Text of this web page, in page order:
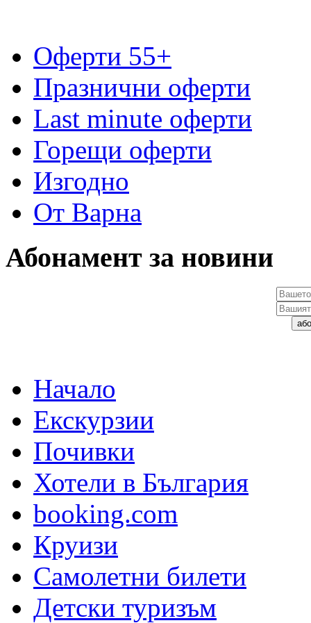
Оферти 55+
Празнични оферти
Last minute оферти
Горещи оферти
Изгодно
От Варна
Абонамент за новини
Начало
Екскурзии
Почивки
Хотели в България
booking.com
Круизи
Самолетни билети
Детски туризъм